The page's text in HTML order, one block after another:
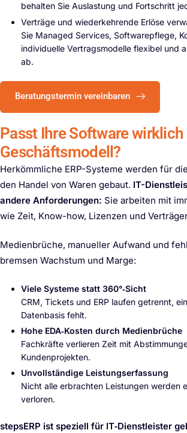
behalten Sie Auslastung und Fortschritt
Verträge und wiederkehrende Erlöse
Sie Managed Services, Softwarepflege,
individuelle Vertragsmodelle flexibel und
ab.
Beratungstermin vereinbaren
Passt Ihre Software wirklich
Geschäftsmodell?
Herkömmliche ERP-Systeme werden für
den Handel von Waren gebaut. IT-
andere Anforderungen: Sie arbeiten mit
wie Zeit, Know-how, Lizenzen und
Medienbrüche, manueller Aufwand und
bremsen Wachstum und Marge:
Viele Systeme statt 360°‑Sicht
CRM, Tickets und ERP laufen getrennt,
Datenbasis fehlt.
Hohe EDA‑Kosten durch Medienbrüche
Fachkräfte verlieren Zeit mit
Kundenprojekten.
Unvollständige Leistungserfassung
Nicht alle erbrachten Leistungen werden
verloren.
stepsERP ist speziell für IT‑Dienstleister